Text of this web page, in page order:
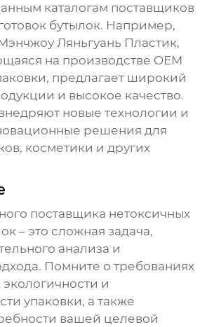
каталогам поставщиков
бутылок. Например,
Ляньгуань Пластик,
на производстве OEM
предлагает широкий
и высокое качество.
новые технологии и
решения для
косметики и других
поставщика нетоксичных
– это сложная задача,
анализа и
Помните о требованиях
и
упаковки, а также
вашей целевой